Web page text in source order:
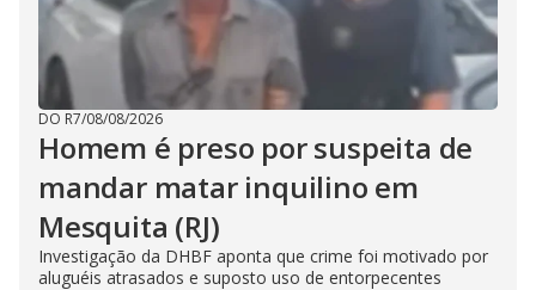
DO R7/08/08/2026
Homem é preso por suspeita de
mandar matar inquilino em
Mesquita (RJ)
Investigação da DHBF aponta que crime foi motivado por
aluguéis atrasados e suposto uso de entorpecentes